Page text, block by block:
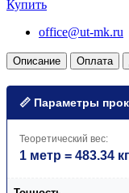
Купить
office@ut-mk.ru
Описание Оплата
📏 Параметры
Теоретический вес:
1 метр = 483.34